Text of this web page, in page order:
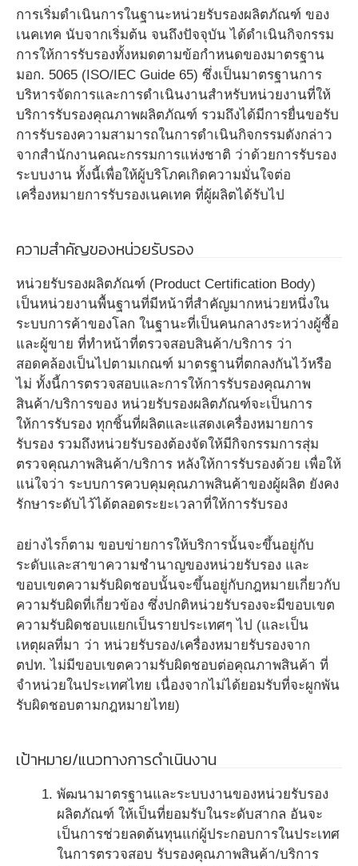
การเริ่มดำเนินการในฐานะหน่วยรับรองผลิตภัณฑ์ ของ
เนคเทค นับจากเริ่มต้น จนถึงปัจจุบัน ได้ดำเนินกิจกรรม
การให้การรับรองทั้งหมดตามข้อกำหนดของมาตรฐาน
มอก. 5065 (ISO/IEC Guide 65) ซึ่งเป็นมาตรฐานการ
บริหารจัดการและการดำเนินงานสำหรับหน่วยงานที่ให้
บริการรับรองคุณภาพผลิตภัณฑ์ รวมถึงได้มีการยื่นขอรับ
การรับรองความสามารถในการดำเนินกิจกรรมดังกล่าว
จากสำนักงานคณะกรรมการแห่งชาติ ว่าด้วยการรับรอง
ระบบงาน ทั้งนี้เพื่อให้ผู้บริโภคเกิดความมั่นใจต่อ
เครื่องหมายการรับรองเนคเทค ที่ผู้ผลิตได้รับไป
ความสำคัญของหน่วยรับรอง
หน่วยรับรองผลิตภัณฑ์ (Product Certification Body)
เป็นหน่วยงานพื้นฐานที่มีหน้าที่สำคัญมากหน่วยหนึ่งใน
ระบบการค้าของโลก ในฐานะที่เป็นคนกลางระหว่างผู้ซื้อ
และผู้ขาย ที่ทำหน้าที่ตรวจสอบสินค้า/บริการ ว่า
สอดคล้องเป็นไปตามเกณฑ์ มาตรฐานที่ตกลงกันไว้หรือ
ไม่ ทั้งนี้การตรวจสอบและการให้การรับรองคุณภาพ
สินค้า/บริการของ หน่วยรับรองผลิตภัณฑ์จะเป็นการ
ให้การรับรอง ทุกชิ้นที่ผลิตและแสดงเครื่องหมายการ
รับรอง รวมถึงหน่วยรับรองต้องจัดให้มีกิจกรรมการสุ่ม
ตรวจคุณภาพสินค้า/บริการ หลังให้การรับรองด้วย เพื่อให้
แน่ใจว่า ระบบการควบคุมคุณภาพสินค้าของผู้ผลิต ยังคง
รักษาระดับไว้ได้ตลอดระยะเวลาที่ให้การรับรอง
อย่างไรก็ตาม ขอบข่ายการให้บริการนั้นจะขึ้นอยู่กับ
ระดับและสาขาความชำนาญของหน่วยรับรอง และ
ขอบเขตความรับผิดชอบนั้นจะขึ้นอยู่กับกฎหมายเกี่ยวกับ
ความรับผิดที่เกี่ยวข้อง ซึ่งปกติหน่วยรับรองจะมีขอบเขต
ความรับผิดชอบแยกเป็นรายประเทศๆ ไป (และเป็น
เหตุผลที่มา ว่า หน่วยรับรอง/เครื่องหมายรับรองจาก
ตปท. ไม่มีขอบเขตความรับผิดชอบต่อคุณภาพสินค้า ที่
จำหน่วยในประเทศไทย เนื่องจากไม่ได้ยอมรับที่จะผูกพัน
รับผิดชอบตามกฎหมายไทย)
เป้าหมาย/แนวทางการดำเนินงาน
พัฒนามาตรฐานและระบบงานของหน่วยรับรอง
ผลิตภัณฑ์ ให้เป็นที่ยอมรับในระดับสากล อันจะ
เป็นการช่วยลดต้นทุนแก่ผู้ประกอบการในประเทศ
ในการตรวจสอบ รับรองคุณภาพสินค้า/บริการ